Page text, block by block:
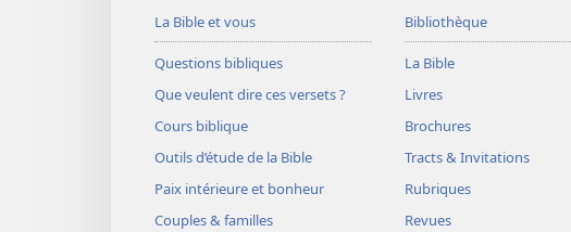
La Bible et vous
Questions bibliques
Que veulent dire ces versets ?
Cours biblique
Outils d’étude de la Bible
Paix intérieure et bonheur
Couples & familles
Bibliothèque
La Bible
Livres
Brochures
Tracts & Invitations
Rubriques
Revues